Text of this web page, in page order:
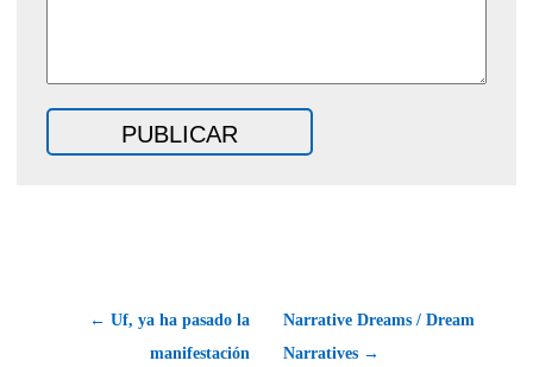
← Uf, ya ha pasado la
manifestación
Narrative Dreams / Dream
Narratives →